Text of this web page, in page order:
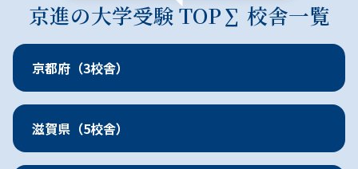
京進の大学受験 TOP∑ 校舎一覧
地域に特化した特色ある指導
京都府（3校舎）
滋賀県（5校舎）